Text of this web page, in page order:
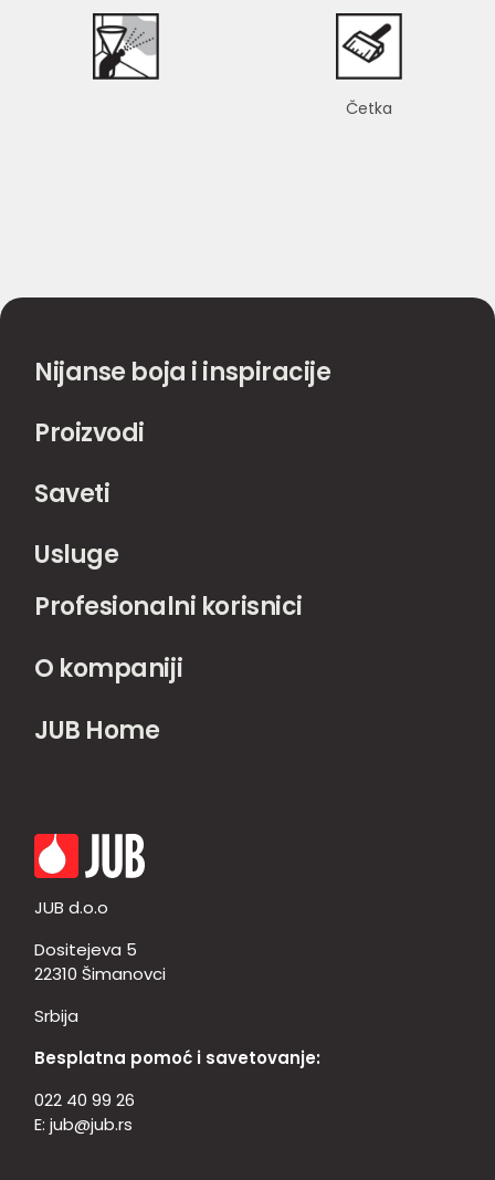
Četka
Nijanse boja i inspiracije
Proizvodi
Saveti
Usluge
Profesionalni korisnici
O kompaniji
JUB Home
JUB d.o.o
Dositejeva 5
22310 Šimanovci
Srbija
Besplatna pomoć i savetovanje:
022 40 99 26
E: jub@jub.rs